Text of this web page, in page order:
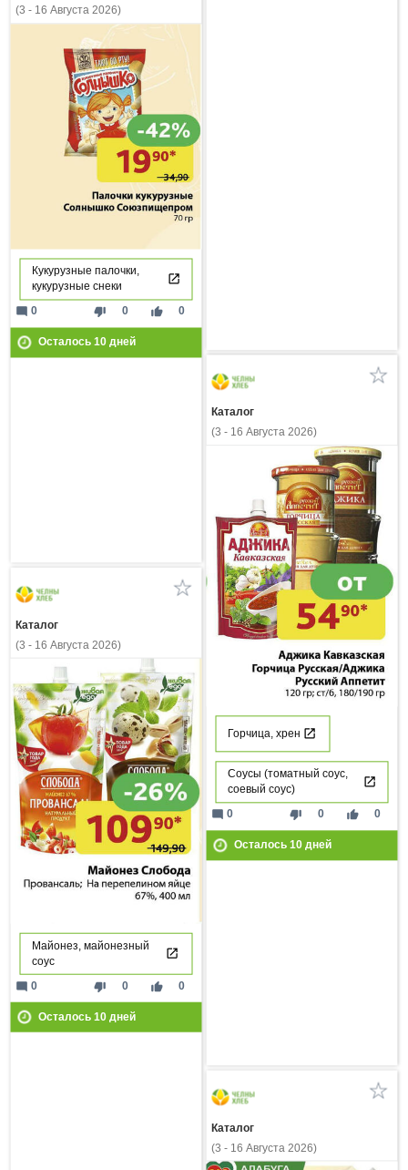
(3 - 16 Августа 2026)
Кукурузные палочки,
кукурузные снеки
thumb_down 0 thumb_up 0
mode_comment 0
Осталось 10дней
Каталог
(3 - 16 Августа 2026)
Горчица, хрен
Соусы (томатный соус,
соевый соус)
thumb_down 0 thumb_up 0
mode_comment 0
Осталось 10дней
Каталог
(3 - 16 Августа 2026)
Майонез, майонезный
соус
thumb_down 0 thumb_up 0
mode_comment 0
Осталось 10дней
Каталог
(3 - 16 Августа 2026)